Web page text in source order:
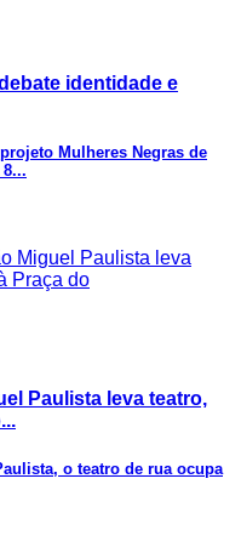
identidade e
Mulheres Negras de
Paulista leva teatro,
o teatro de rua ocupa